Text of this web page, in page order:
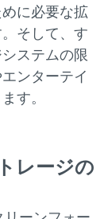
に必要な拡
そして、す
ステムの限
ンターテイ
す。
レージの